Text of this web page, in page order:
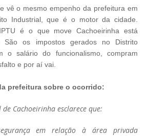
vê o mesmo empenho da prefeitura em
Industrial, que é o motor da cidade.
é o que move Cachoeirinha está
São os impostos gerados no Distrito
o salário do funcionalismo, compram
e por aí vai.
prefeitura sobre o ocorrido:
Cachoeirinha esclarece que:
em relação à área privada